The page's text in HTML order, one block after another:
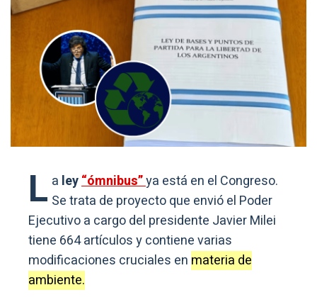
L a ley“ómnibus”ya está en el Congreso.
Se trata de proyecto que envió el Poder
Ejecutivo a cargo del presidente Javier Milei
tiene 664 artículos y contiene varias
modificaciones cruciales en materia de
ambiente.